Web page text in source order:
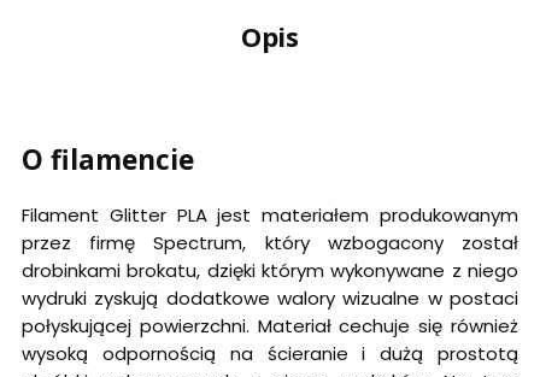
Opis
O filamencie
Filament Glitter PLA jest materiałem produkowanym
przez firmę Spectrum, który wzbogacony został
drobinkami brokatu, dzięki którym wykonywane z niego
wydruki zyskują dodatkowe walory wizualne w postaci
połyskującej powierzchni. Materiał cechuje się również
wysoką odpornością na ścieranie i dużą prostotą